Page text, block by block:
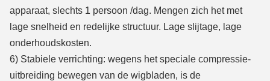
apparaat, slechts 1 persoon /dag. Mengen zich het met
lage snelheid en redelijke structuur. Lage slijtage, lage
onderhoudskosten.
6) Stabiele verrichting: wegens het speciale compressie-
uitbreiding bewegen van de wigbladen, is de